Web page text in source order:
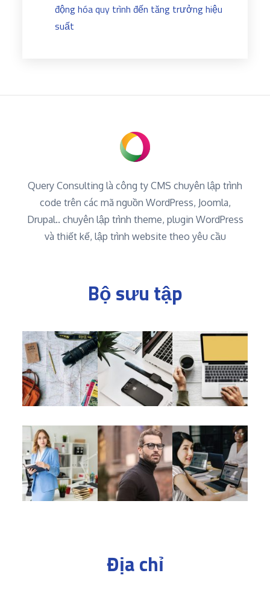
động hóa quy trình đến tăng trưởng hiệu
suất
Query Consulting là công ty CMS chuyên lập trình
code trên các mã nguồn WordPress, Joomla,
Drupal.. chuyên lập trình theme, plugin WordPress
và thiết kế, lập trình website theo yêu cầu
Bộ sưu tập
Địa chỉ